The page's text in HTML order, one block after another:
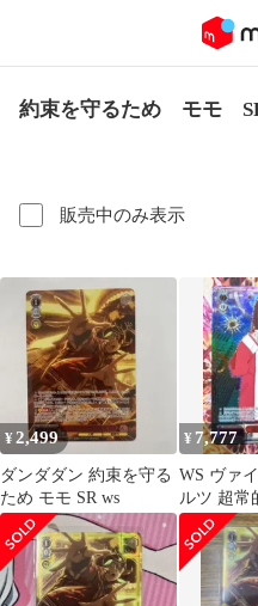
約束を守るため モモ
販売中のみ表示
¥2,499
ダンダダン 約束を守る
ため モモ SR ws
¥ 7,777
WS ヴァ
ルツ 超常
モ PR+ プ